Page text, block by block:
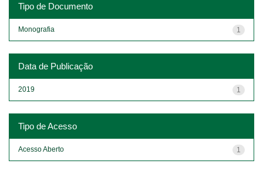
Tipo de Documento
1
Monografia
Data de Publicação
1
2019
Tipo de Acesso
1
Acesso Aberto